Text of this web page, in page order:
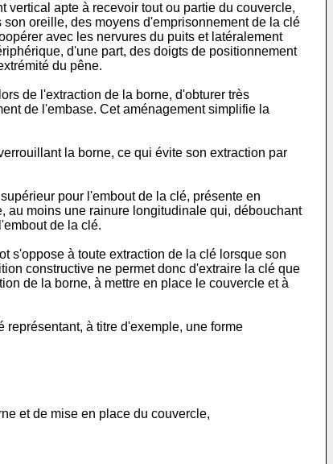
vertical apte à recevoir tout ou partie du couvercle,
oreille, des moyens d'emprisonnement de la clé
avec les nervures du puits et latéralement
d'une part, des doigts de positionnement
du pêne.
de l'extraction de la borne, d'obturer très
de l'embase. Cet aménagement simplifie la
la borne, ce qui évite son extraction par
pour l'embout de la clé, présente en
au moins une rainure longitudinale qui, débouchant
de la clé.
s'oppose à toute extraction de la clé lorsque son
constructive ne permet donc d'extraire la clé que
de la borne, à mettre en place le couvercle et à
à titre d'exemple, une forme
et de mise en place du couvercle,